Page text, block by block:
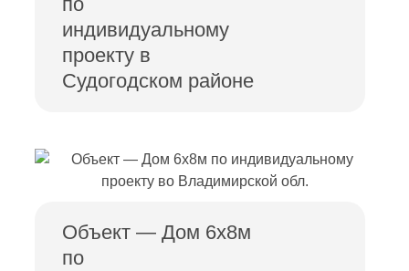
индивидуальному
проекту в
Судогодском районе
Объект — Дом 6х8м
по